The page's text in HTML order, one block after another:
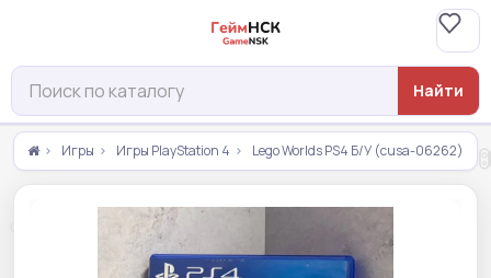
Найти
Игры Игры PlayStation 4 Lego Worlds PS4 Б/У (cusa-06262)